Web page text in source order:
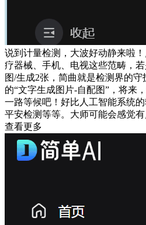
说到计量检测，大波好动静来啦
疗器械、手机、电视这些范畴，
图/生成2张，简曲就是检测界的
的“文字生成图片-自配图”，将来
一路等候吧！好比人工智能系统
平安检测等等。大师可能会感觉
查看更多